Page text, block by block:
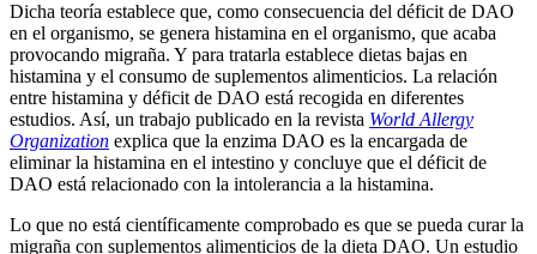
Dicha teoría establece que, como consecuencia del déficit de DAO
en el organismo, se genera histamina en el organismo, que acaba
provocando migraña. Y para tratarla establece dietas bajas en
histamina y el consumo de suplementos alimenticios. La relación
entre histamina y déficit de DAO está recogida en diferentes
estudios. Así, un trabajo publicado en la revista World Allergy
Organization explica que la enzima DAO es la encargada de
eliminar la histamina en el intestino y concluye que el déficit de
DAO está relacionado con la intolerancia a la histamina.
Lo que no está científicamente comprobado es que se pueda curar la
migraña con suplementos alimenticios de la dieta DAO. Un estudio